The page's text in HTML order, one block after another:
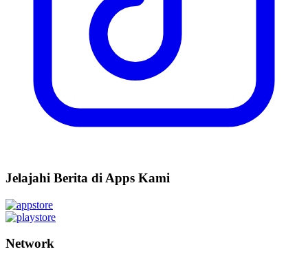
Jelajahi Berita di Apps Kami
Network